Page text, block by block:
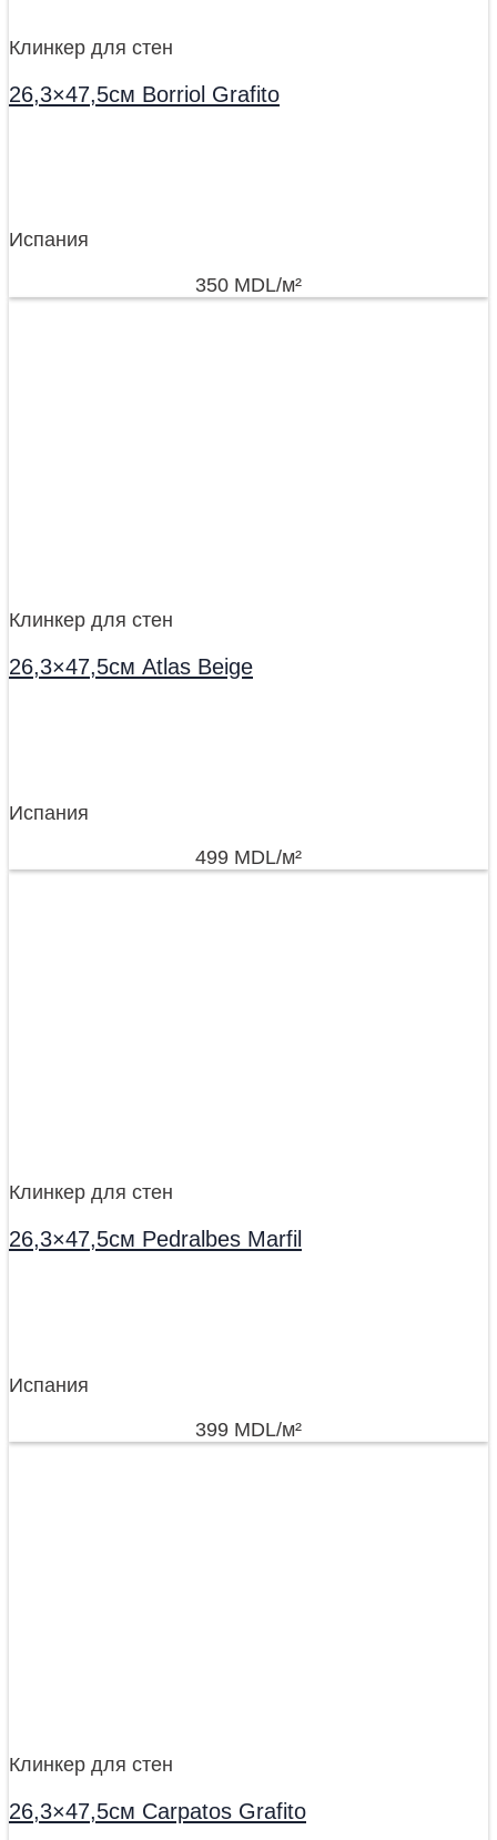
Клинкер для стен
26,3×47,5см Borriol Grafito
Испания
350 MDL/м²
Клинкер для стен
26,3×47,5см Atlas Beige
Испания
499 MDL/м²
Клинкер для стен
26,3×47,5см Pedralbes Marfil
Испания
399 MDL/м²
Клинкер для стен
26,3×47,5см Carpatos Grafito